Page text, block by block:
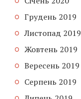
Грудень 2019
Листопад 2019
Жовтень 2019
Вересень 2019
Серпень 2019